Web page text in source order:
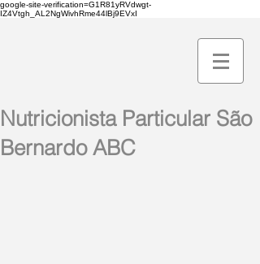
google-site-verification=G1R81yRVdwgt-
IZ4Vtgh_AL2NgWivhRme44lBj9EVxI
Nutricionista Particular São
Bernardo ABC